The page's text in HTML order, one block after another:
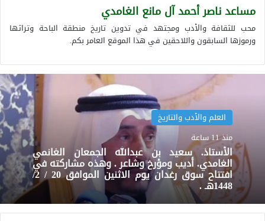
مساعد ناصر أحمد آل مانع الغامدي
محب للثقافة والأدب ومجتهد في تدوين تاريخ منطقة الباحة وتراثها
ورموزها السابقون واللاحقين في هذا الموقع العامر بكم.
العلم والأدب والتاريخ
منذ 11 ساعة
الأستاذ. سعيد بن عبدالله الجمعان الغانمي
الغامدي. أديب ومؤرخ وشاعر . وهذه مشاركته في
افتتاح سوق رغدان يوم الاثنين الموافق 20 / 2/
1448هـ .